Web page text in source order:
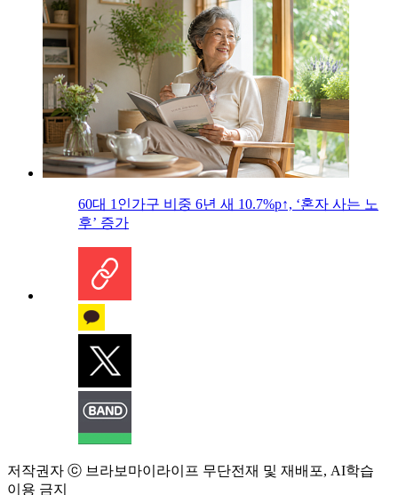
60대 1인가구 비중 6년 새 10.7%p↑, ‘혼자 사는 노
후’ 증가
저작권자 ⓒ 브라보마이라이프 무단전재 및 재배포, AI학습
이용 금지